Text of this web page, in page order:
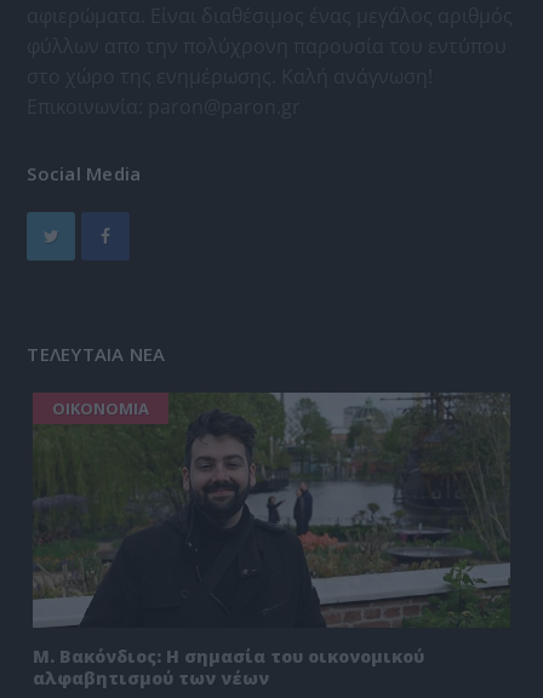
Social Media
ΤΕΛΕΥΤΑΙΑ ΝΕΑ
ΟΙΚΟΝΟΜΙΑ
Μ. Βακόνδιος: H σημασία του οικονομικού
αλφαβητισμού των νέων